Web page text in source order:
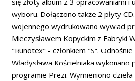
wyboru. Dołączono także 2 płyty
wojennego wydrukowano wywiad
Mieczysławem Kopyckim z Fabryki
"Runotex" - członkiem "S". Odnośnie
Władysława Kościelniaka
programie Prezi. Wymieniono